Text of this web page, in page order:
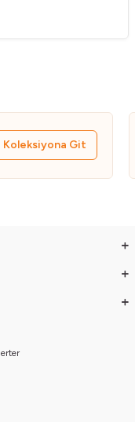
yikanmalidir
yikayiniz
birakmayiniz
Koleksiyona Git